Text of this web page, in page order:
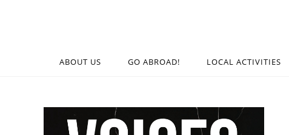
ABOUT US GO ABROAD! LOCAL ACTIVITIES